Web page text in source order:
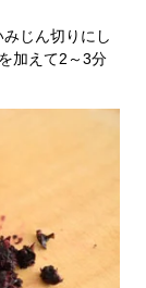
じん切りにし
加えて2～3分